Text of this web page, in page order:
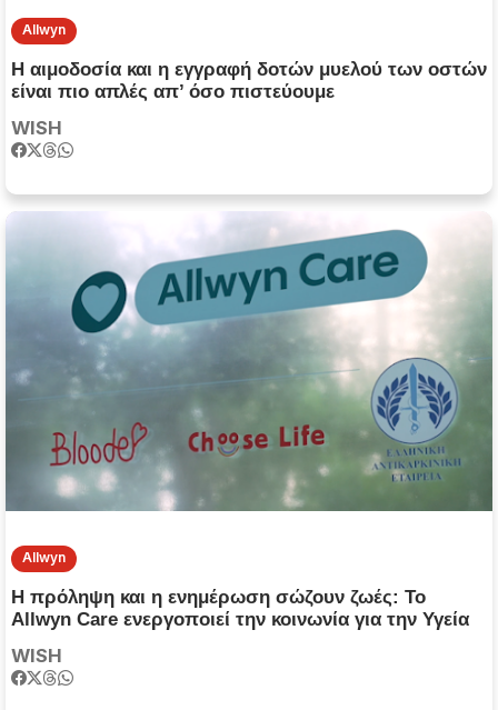
Allwyn
Η αιμοδοσία και η εγγραφή δοτών μυελού των οστών
είναι πιο απλές απ’ όσο πιστεύουμε
WISH
Allwyn
Η πρόληψη και η ενημέρωση σώζουν ζωές: Το
Allwyn Care ενεργοποιεί την κοινωνία για την Υγεία
WISH